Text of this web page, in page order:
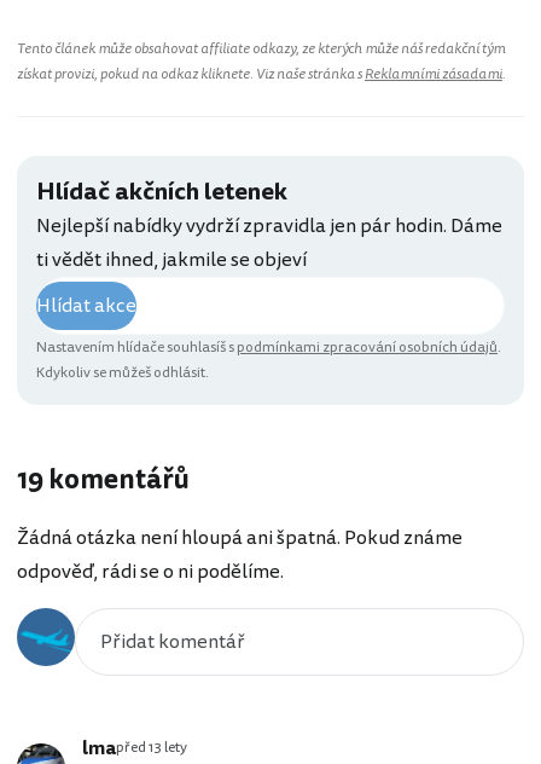
Tento článek může obsahovat affiliate odkazy, ze kterých může náš redakční tým
získat provizi, pokud na odkaz kliknete. Viz naše stránka sReklamními zásadami.
Hlídač akčních letenek
Nejlepší nabídky vydrží zpravidla jen pár hodin. Dáme
ti vědět ihned, jakmile se objeví
Hlídat akce
Nastavením hlídače souhlasíš spodmínkami zpracování osobních údajů.
Kdykoliv se můžeš odhlásit.
19 komentářů
Žádná otázka není hloupá ani špatná. Pokud známe
odpověď, rádi se o ni podělíme.
lmapřed 13 lety